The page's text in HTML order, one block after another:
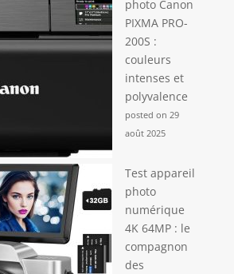
photo Canon
PIXMA PRO-
200S :
couleurs
intenses et
polyvalence
posted on 29
août 2025
Test appareil
photo
numérique
4K 64MP : le
compagnon
des